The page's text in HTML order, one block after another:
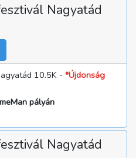
Nagyatád
10.5K - *Újdonság
pályán
Nagyatád